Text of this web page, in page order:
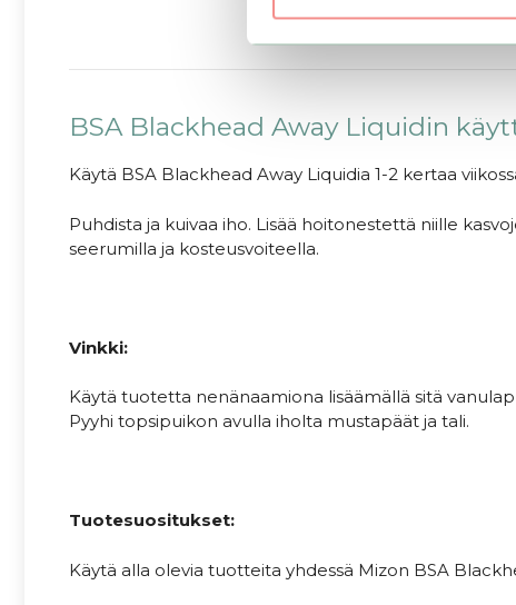
BSA Blackhead Away Liquidin
Käytä BSA Blackhead Away Liquidia 1-2 kertaa
Puhdista ja kuivaa iho. Lisää hoitonestettä niille
seerumilla ja kosteusvoiteella.
Vinkki:
Käytä tuotetta nenänaamiona lisäämällä sitä
Pyyhi topsipuikon avulla iholta mustapäät ja tali.
Tuotesuositukset:
Käytä alla olevia tuotteita yhdessä Mizon BSA